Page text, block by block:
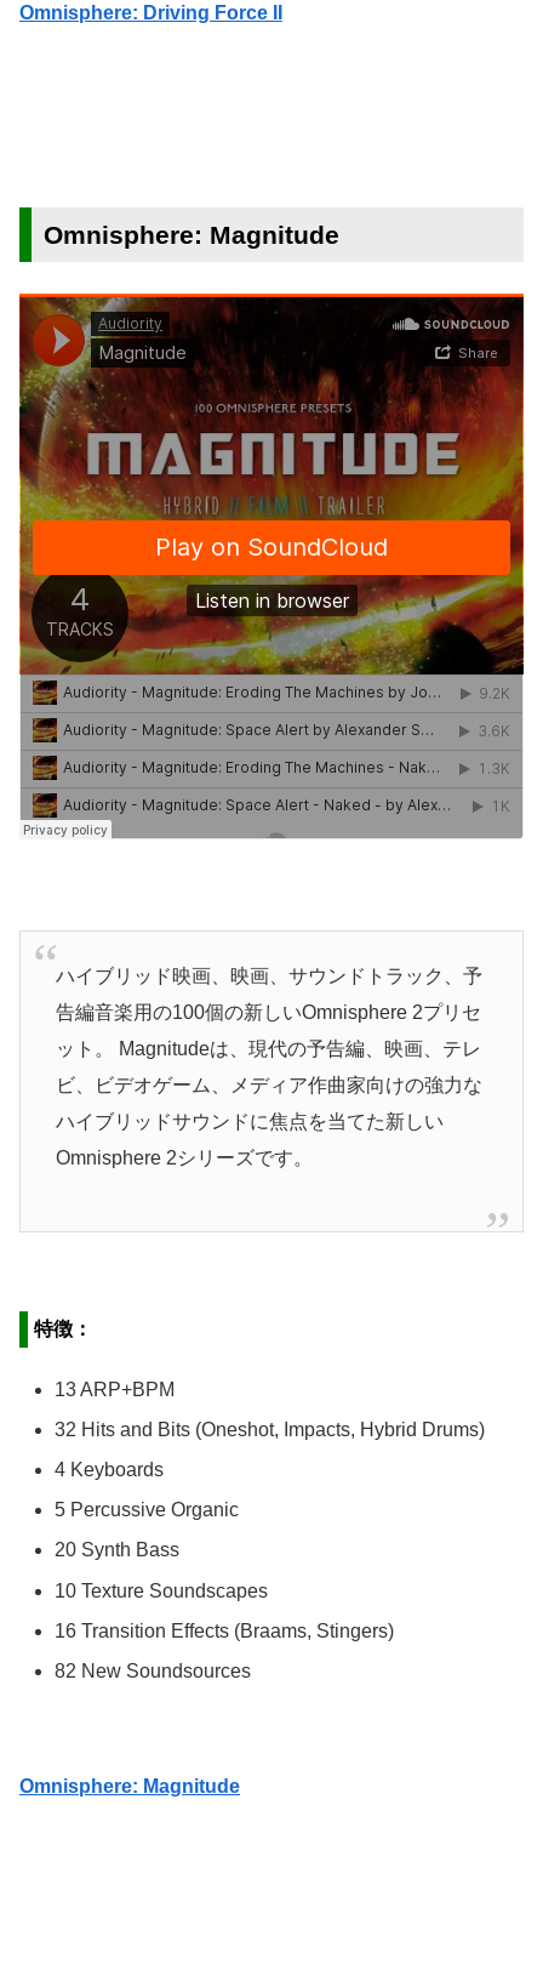
Omnisphere: Driving Force II
Omnisphere: Magnitude
ハイブリッド映画、映画、サウンドトラック、予
告編音楽用の100個の新しいOmnisphere 2プリセ
ット。 Magnitudeは、現代の予告編、映画、テレ
ビ、ビデオゲーム、メディア作曲家向けの強力な
ハイブリッドサウンドに焦点を当てた新しい
Omnisphere 2シリーズです。
特徴：
13 ARP+BPM
32 Hits and Bits (Oneshot, Impacts, Hybrid Drums)
4 Keyboards
5 Percussive Organic
20 Synth Bass
10 Texture Soundscapes
16 Transition Effects (Braams, Stingers)
82 New Soundsources
Omnisphere: Magnitude